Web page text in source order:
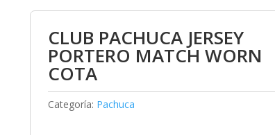
CLUB PACHUCA JERSEY
PORTERO MATCH WORN
COTA
Categoría: Pachuca